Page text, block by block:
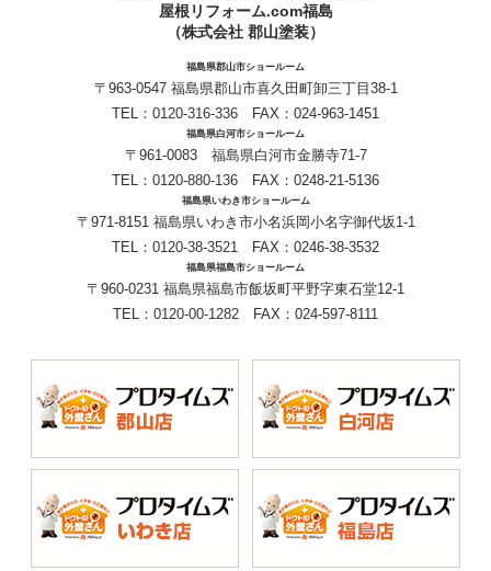
屋根リフォーム.com福島
（株式会社 郡山塗装）
福島県郡山市ショールーム
〒963-0547 福島県郡山市喜久田町卸三丁目38-1
TEL： 0120-316-336 FAX：024-963-1451
福島県白河市ショールーム
〒961-0083 福島県白河市金勝寺71-7
TEL： 0120-880-136 FAX：0248-21-5136
福島県いわき市ショールーム
〒971-8151 福島県いわき市小名浜岡小名字御代坂1-1
TEL： 0120-38-3521 FAX：0246-38-3532
福島県福島市ショールーム
〒960-0231 福島県福島市飯坂町平野字東石堂12-1
TEL： 0120-00-1282 FAX：024-597-8111